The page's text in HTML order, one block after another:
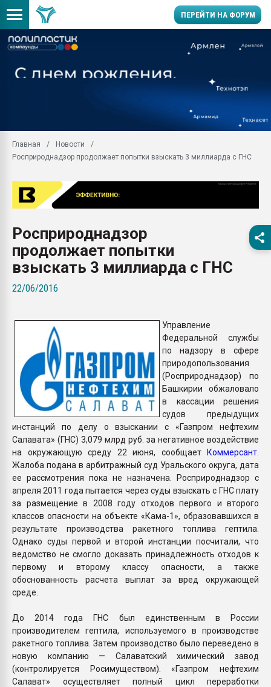
ПЕРЕЙТИ НА ФОРУМ
заводу пластмасс"
28.07.2026
28.07.2026
ситуацией на
ПЕРЕЙТИ НА
Главная
Новости
Росприроднадзор продолжает попытки взыскать 3 миллиарда с ГНС
Росприроднадзор
продолжает попытки
взыскать 3 миллиарда с ГНС
22/06/2016
Управление
Федеральной службы
по надзору в сфере
природопользования
(Росприроднадзор) по
Башкирии обжаловало
в кассации решения
судов предыдущих
инстанций по делу о взыскании с «Газпром нефтехим
Салавата» (ГНС) 3,079 млрд руб. за негативное воздействие
на окружающую среду 22 июня, сообщает Коммерсант.
Жалоба подана в арбитражный суд Уральского округа, дата
ее рассмотрения пока не назначена. Росприроднадзор с
апреля 2011 года пытается через суды взыскать с ГНС плату
за размещение в 2008 году отходов первого и второго
классов опасности на объекте «Кама-1», образовавшихся в
результате производства ракетного топлива гептила.
Однако суды первой и второй инстанции посчитали, что
ведомство не смогло доказать принадлежность отходов к
первому и второму классу опасности, а также
обоснованность расчета выплат за вред окружающей
среде.
До 2014 года ГНС был единственным в России
производителем гептила, используемого в производстве
ракетного топлива. Затем производство было переведено в
новую компанию — Салаватский химический завод
(контролируется Росимуществом). «Газпром нефтехим
Салават» осуществляет полный цикл переработки